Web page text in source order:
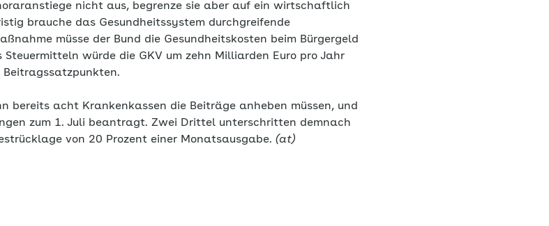
nicht aus, begrenze sie aber auf ein wirtschaftlich
brauche das Gesundheitssystem durchgreifende
müsse der Bund die Gesundheitskosten beim Bürgergeld
würde die GKV um zehn Milliarden Euro pro Jahr
bereits acht Krankenkassen die Beiträge anheben müssen, und
zum 1. Juli beantragt. Zwei Drittel unterschritten demnach
von 20 Prozent einer Monatsausgabe. (at)